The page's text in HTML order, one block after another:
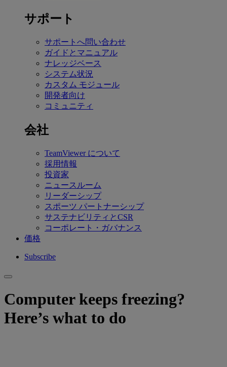
サポート
サポートへ問い合わせ
ガイドとマニュアル
ナレッジベース
システム状況
カスタム モジュール
開発者向け
コミュニティ
会社
TeamViewer について
採用情報
投資家
ニュースルーム
リーダーシップ
スポーツ パートナーシップ
サステナビリティとCSR
コーポレート・ガバナンス
価格
Subscribe
Computer keeps freezing?
Here’s what to do